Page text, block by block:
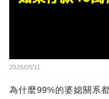
2026/05/11
為什麼99%的婆媳關系